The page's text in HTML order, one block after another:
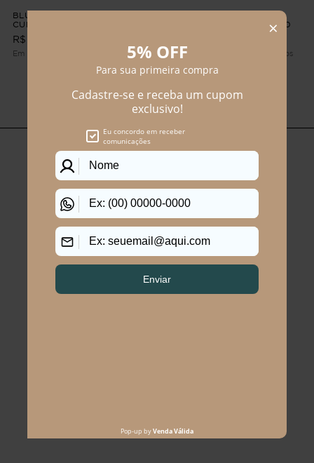
BLUSA FEMININO MANGA
CURTA VERBENA Branco G4
R$ 124,90
Em até 1x de R$ 124,90 sem juros
CURTA VICKY Vinho G2 - 50
Em até 1x de R$ 79,90 sem juros
PROGRAM MODA
(11)99483-9760